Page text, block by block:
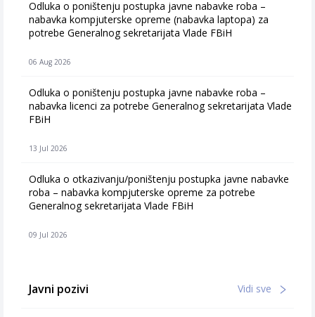
Odluka o poništenju postupka javne nabavke roba –
nabavka kompjuterske opreme (nabavka laptopa) za
potrebe Generalnog sekretarijata Vlade FBiH
06 Aug 2026
Odluka o poništenju postupka javne nabavke roba –
nabavka licenci za potrebe Generalnog sekretarijata Vlade
FBiH
13 Jul 2026
Odluka o otkazivanju/poništenju postupka javne nabavke
roba – nabavka kompjuterske opreme za potrebe
Generalnog sekretarijata Vlade FBiH
09 Jul 2026
Javni pozivi Vidi sve